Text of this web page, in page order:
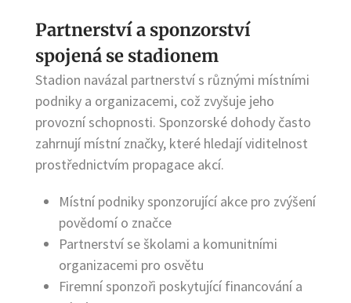
Partnerství a sponzorství
spojená se stadionem
Stadion navázal partnerství s různými místními
podniky a organizacemi, což zvyšuje jeho
provozní schopnosti. Sponzorské dohody často
zahrnují místní značky, které hledají viditelnost
prostřednictvím propagace akcí.
Místní podniky sponzorující akce pro zvýšení
povědomí o značce
Partnerství se školami a komunitními
organizacemi pro osvětu
Firemní sponzoři poskytující financování a